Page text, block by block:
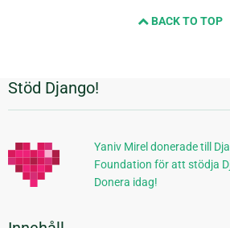
BACK TO TOP
Ytterligare
information
Stöd Django!
Yaniv Mirel donerade till
Foundation för att stödja
Donera idag!